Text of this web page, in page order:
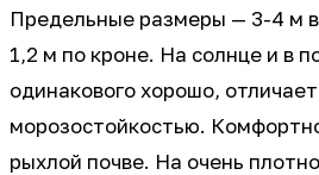
Предельные размеры — 3-4 м
1,2 м по кроне. На солнце и в
одинакового хорошо,
морозостойкостью.
рыхлой почве. На очень